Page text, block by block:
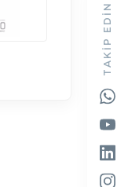
TAKIP EDIN